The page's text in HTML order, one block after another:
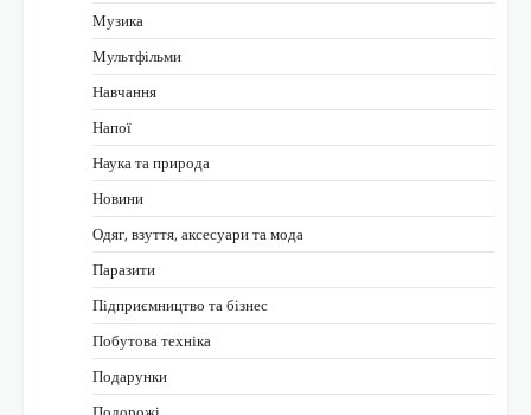
Музика
Мультфільми
Навчання
Напої
Наука та природа
Новини
Одяг, взуття, аксесуари та мода
Паразити
Підприємництво та бізнес
Побутова техніка
Подарунки